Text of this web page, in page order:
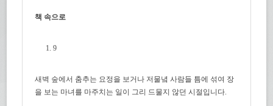
책 속으로
9
새벽 숲에서 춤추는 요정을 보거나 저물녘 사람들 틈에 섞여 장
을 보는 마녀를 마주치는 일이 그리 드물지 않던 시절입니다.